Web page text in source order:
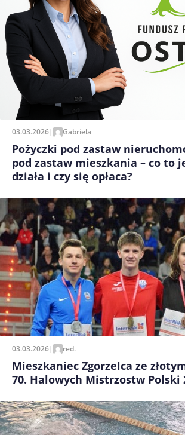
03.03.2026| Gabriela
Pożyczki pod zastaw
pod zastaw mieszkania – co to
działa i czy się opłaca?
03.03.2026| red.
Mieszkaniec Zgorzelca ze
70. Halowych Mistrzostw Polski